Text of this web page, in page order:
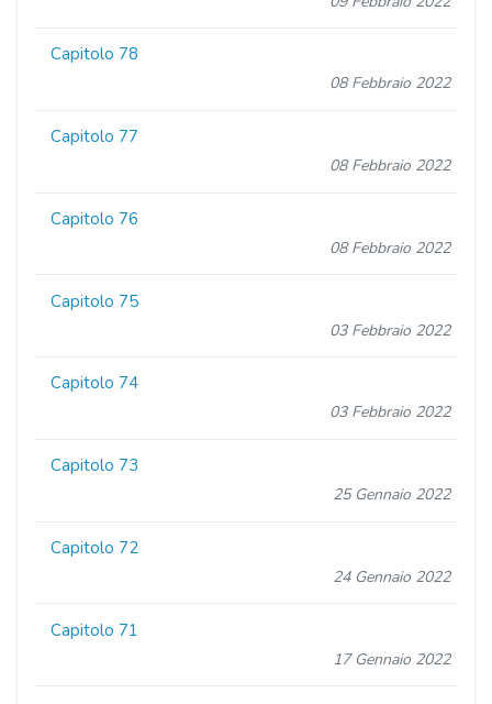
Capitolo 78
08 Febbraio 2022
Capitolo 77
08 Febbraio 2022
Capitolo 76
08 Febbraio 2022
Capitolo 75
03 Febbraio 2022
Capitolo 74
03 Febbraio 2022
Capitolo 73
25 Gennaio 2022
Capitolo 72
24 Gennaio 2022
Capitolo 71
17 Gennaio 2022